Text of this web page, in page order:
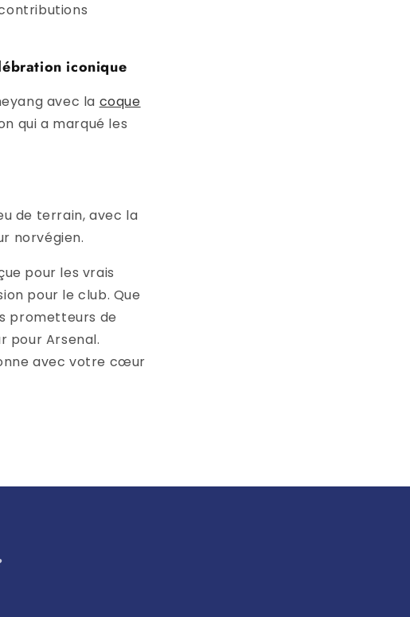
iconique
avec la coque
qui a marqué les
de terrain, avec la
norvégien.
pour les vrais
pour le club. Que
prometteurs de
pour Arsenal.
avec votre cœur